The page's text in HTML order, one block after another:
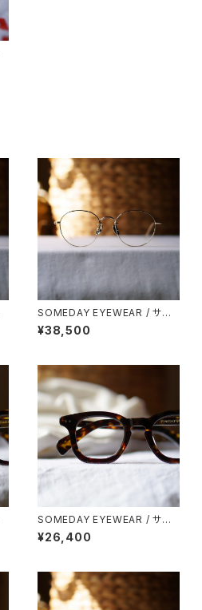
SOMEDAY EYEWEAR / サム
デー メタルボストン 鯖江製
¥38,500
SOMEDAY EYEWEAR / サム
デー ウェリントン SD-001 正視
堂 オリジナル
¥26,400